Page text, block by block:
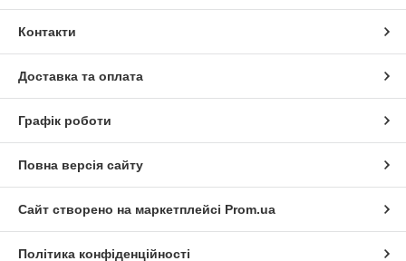
Контакти
Доставка та оплата
Графік роботи
Повна версія сайту
Сайт створено на маркетплейсі Prom.ua
Політика конфіденційності